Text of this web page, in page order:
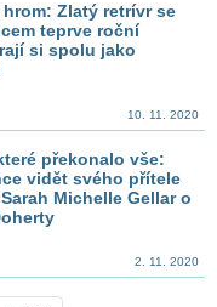
hrom: Zlatý retrívr se
teprve roční
si spolu jako
10. 11. 2020
překonalo vše:
vidět svého přítele
Michelle Gellar o
2. 11. 2020